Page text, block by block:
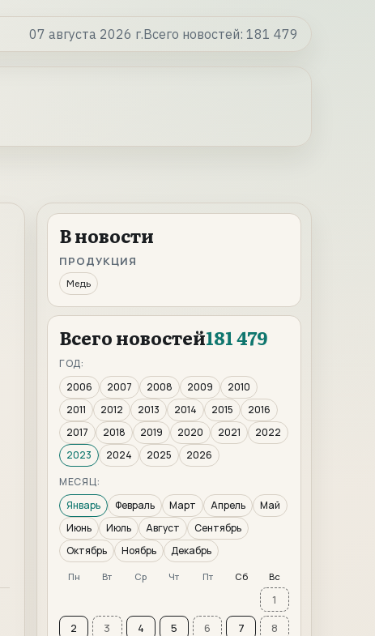
07 августа 2026 г.Всего новостей: 181 479
В новости
ПРОДУКЦИЯ
Медь
Всего новостей181 479
ГОД:
2006
2007 2008 2009
2010
2011
2012 2013 2014 2015
2016
2017
2018 2019 2020 2021
2022
2023
2024 2025
2026
МЕСЯЦ:
Январь
Февраль Март Апрель
Май
Июнь
Июль Август
Сентябрь
Октябрь
Ноябрь Декабрь
Пн Вт Ср Чт Пт Сб Вс
1
2
3 4 5 6 7
8